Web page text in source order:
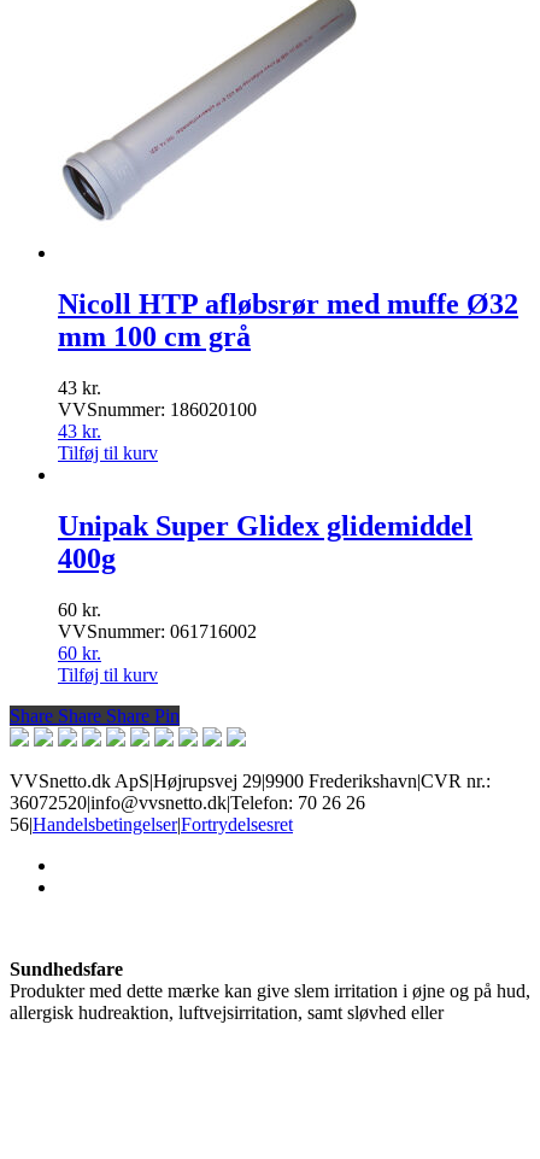
Nicoll HTP afløbsrør med muffe Ø32
mm 100 cm grå
43 kr.
VVSnummer: 186020100
43 kr.
Tilføj til kurv
Unipak Super Glidex glidemiddel
400g
60 kr.
VVSnummer: 061716002
60 kr.
Tilføj til kurv
Share
Share Share Share Pin
VVSnetto.dk ApS|Højrupsvej 29|9900 Frederikshavn|CVR nr.:
36072520|info@vvsnetto.dk|Telefon: 70 26 26
56|Handelsbetingelser|Fortrydelsesret
Sundhedsfare
Produkter med dette mærke kan give slem irritation i øjne og på hud,
allergisk hudreaktion, luftvejsirritation, samt sløvhed eller